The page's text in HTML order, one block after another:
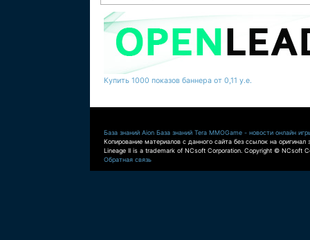
Купить 1000 показов баннера от 0,11 у.е.
База знаний Aion База знаний Tera MMOGame - новости онлайн
Копирование материалов с данного сайта без ссылок на оригинал
Lineage II is a trademark of NCsoft Corporation. Copyright © NCsoft
Обратная связь